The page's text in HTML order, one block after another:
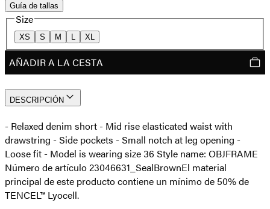
Guía de tallas
Size
XS S M L XL
AÑADIR A LA CESTA
DESCRIPCIÓN
- Relaxed denim short - Mid rise elasticated waist with
drawstring - Side pockets - Small notch at leg opening -
Loose fit - Model is wearing size 36 Style name: OBJFRAME
Número de artículo 23046631_SealBrownEl material
principal de este producto contiene un mínimo de 50% de
TENCEL™ Lyocell.